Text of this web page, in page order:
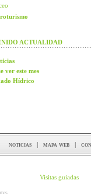
ACTUALIDAD
ver este mes
Hídrico
noticias | mapa web |
Visitas guiadas